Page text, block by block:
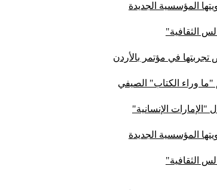
المؤسسية الجديدة
الثقافية"
في مؤتمر بالأردن
وراء الكتاب" الصيفي
المؤسسية الجديدة
الثقافية"